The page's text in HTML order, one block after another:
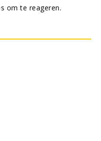
om te reageren.